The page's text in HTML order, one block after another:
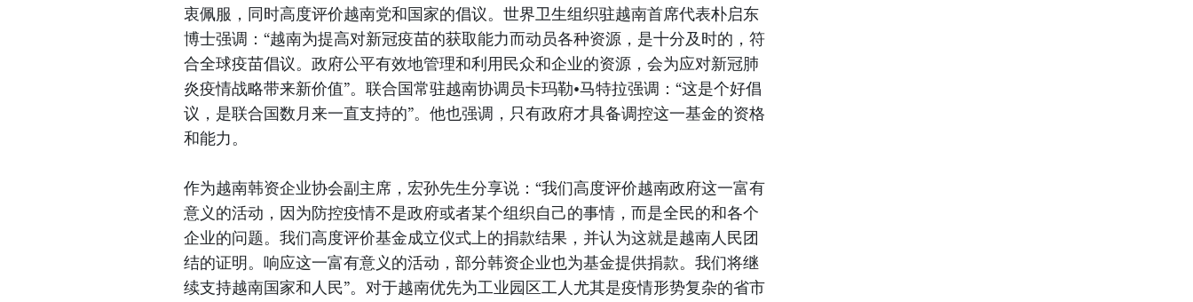
衷佩服，同时高度评价越南党和国家的倡议。世界卫生组织驻越南首席代表朴启东
博士强调：“越南为提高对新冠疫苗的获取能力而动员各种资源，是十分及时的，符
合全球疫苗倡议。政府公平有效地管理和利用民众和企业的资源，会为应对新冠肺
炎疫情战略带来新价值”。联合国常驻越南协调员卡玛勒•马特拉强调：“这是个好倡
议，是联合国数月来一直支持的”。他也强调，只有政府才具备调控这一基金的资格
和能力。
作为越南韩资企业协会副主席，宏孙先生分享说：“我们高度评价越南政府这一富有
意义的活动，因为防控疫情不是政府或者某个组织自己的事情，而是全民的和各个
企业的问题。我们高度评价基金成立仪式上的捐款结果，并认为这就是越南人民团
结的证明。响应这一富有意义的活动，部分韩资企业也为基金提供捐款。我们将继
续支持越南国家和人民”。对于越南优先为工业园区工人尤其是疫情形势复杂的省市